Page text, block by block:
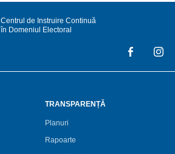
Centrul de Instruire Continuă
în Domeniul Electoral
TRANSPARENȚĂ
Planuri
Rapoarte